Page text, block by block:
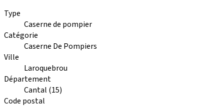
Type
Caserne de pompier
Catégorie
Caserne De Pompiers
Ville
Laroquebrou
Département
Cantal (15)
Code postal